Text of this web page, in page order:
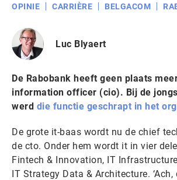
OPINIE
CARRIÈRE BELGACOM
Luc Blyaert
De Rabobank heeft geen plaats
information officer (cio). Bij de
werd die functie geschrapt in het
De grote it-baas wordt nu de chief
de cto. Onder hem wordt it in vier
Fintech & Innovation, IT
IT Strategy Data & Architecture. ‘Ach,